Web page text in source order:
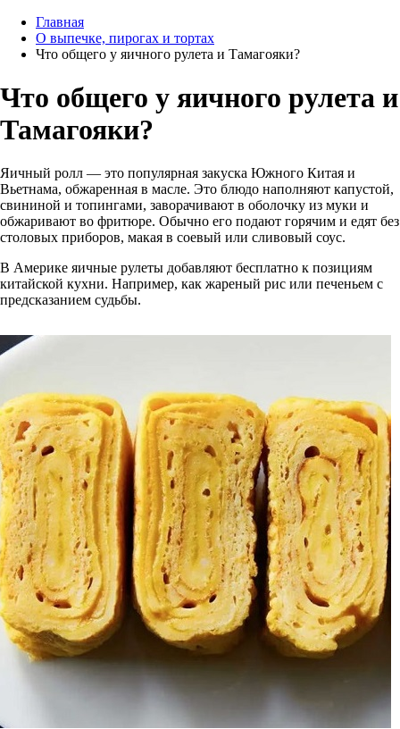
Главная
О выпечке, пирогах и тортах
Что общего у яичного рулета и Тамагояки?
Что общего у яичного рулета и
Тамагояки?
Яичный ролл — это популярная закуска Южного Китая и
Вьетнама, обжаренная в масле. Это блюдо наполняют капустой,
свининой и топингами, заворачивают в оболочку из муки и
обжаривают во фритюре. Обычно его подают горячим и едят без
столовых приборов, макая в соевый или сливовый соус.
В Америке яичные рулеты добавляют бесплатно к позициям
китайской кухни. Например, как жареный рис или печеньем с
предсказанием судьбы.